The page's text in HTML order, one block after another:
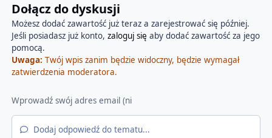
Dołącz do dyskusji
Możesz dodać zawartość już teraz a zarejestrować się później.
Jeśli posiadasz już konto, zaloguj się aby dodać zawartość za jego
pomocą.
Uwaga: Twój wpis zanim będzie widoczny, będzie wymagał
zatwierdzenia moderatora.
Dodaj odpowiedź do tematu...